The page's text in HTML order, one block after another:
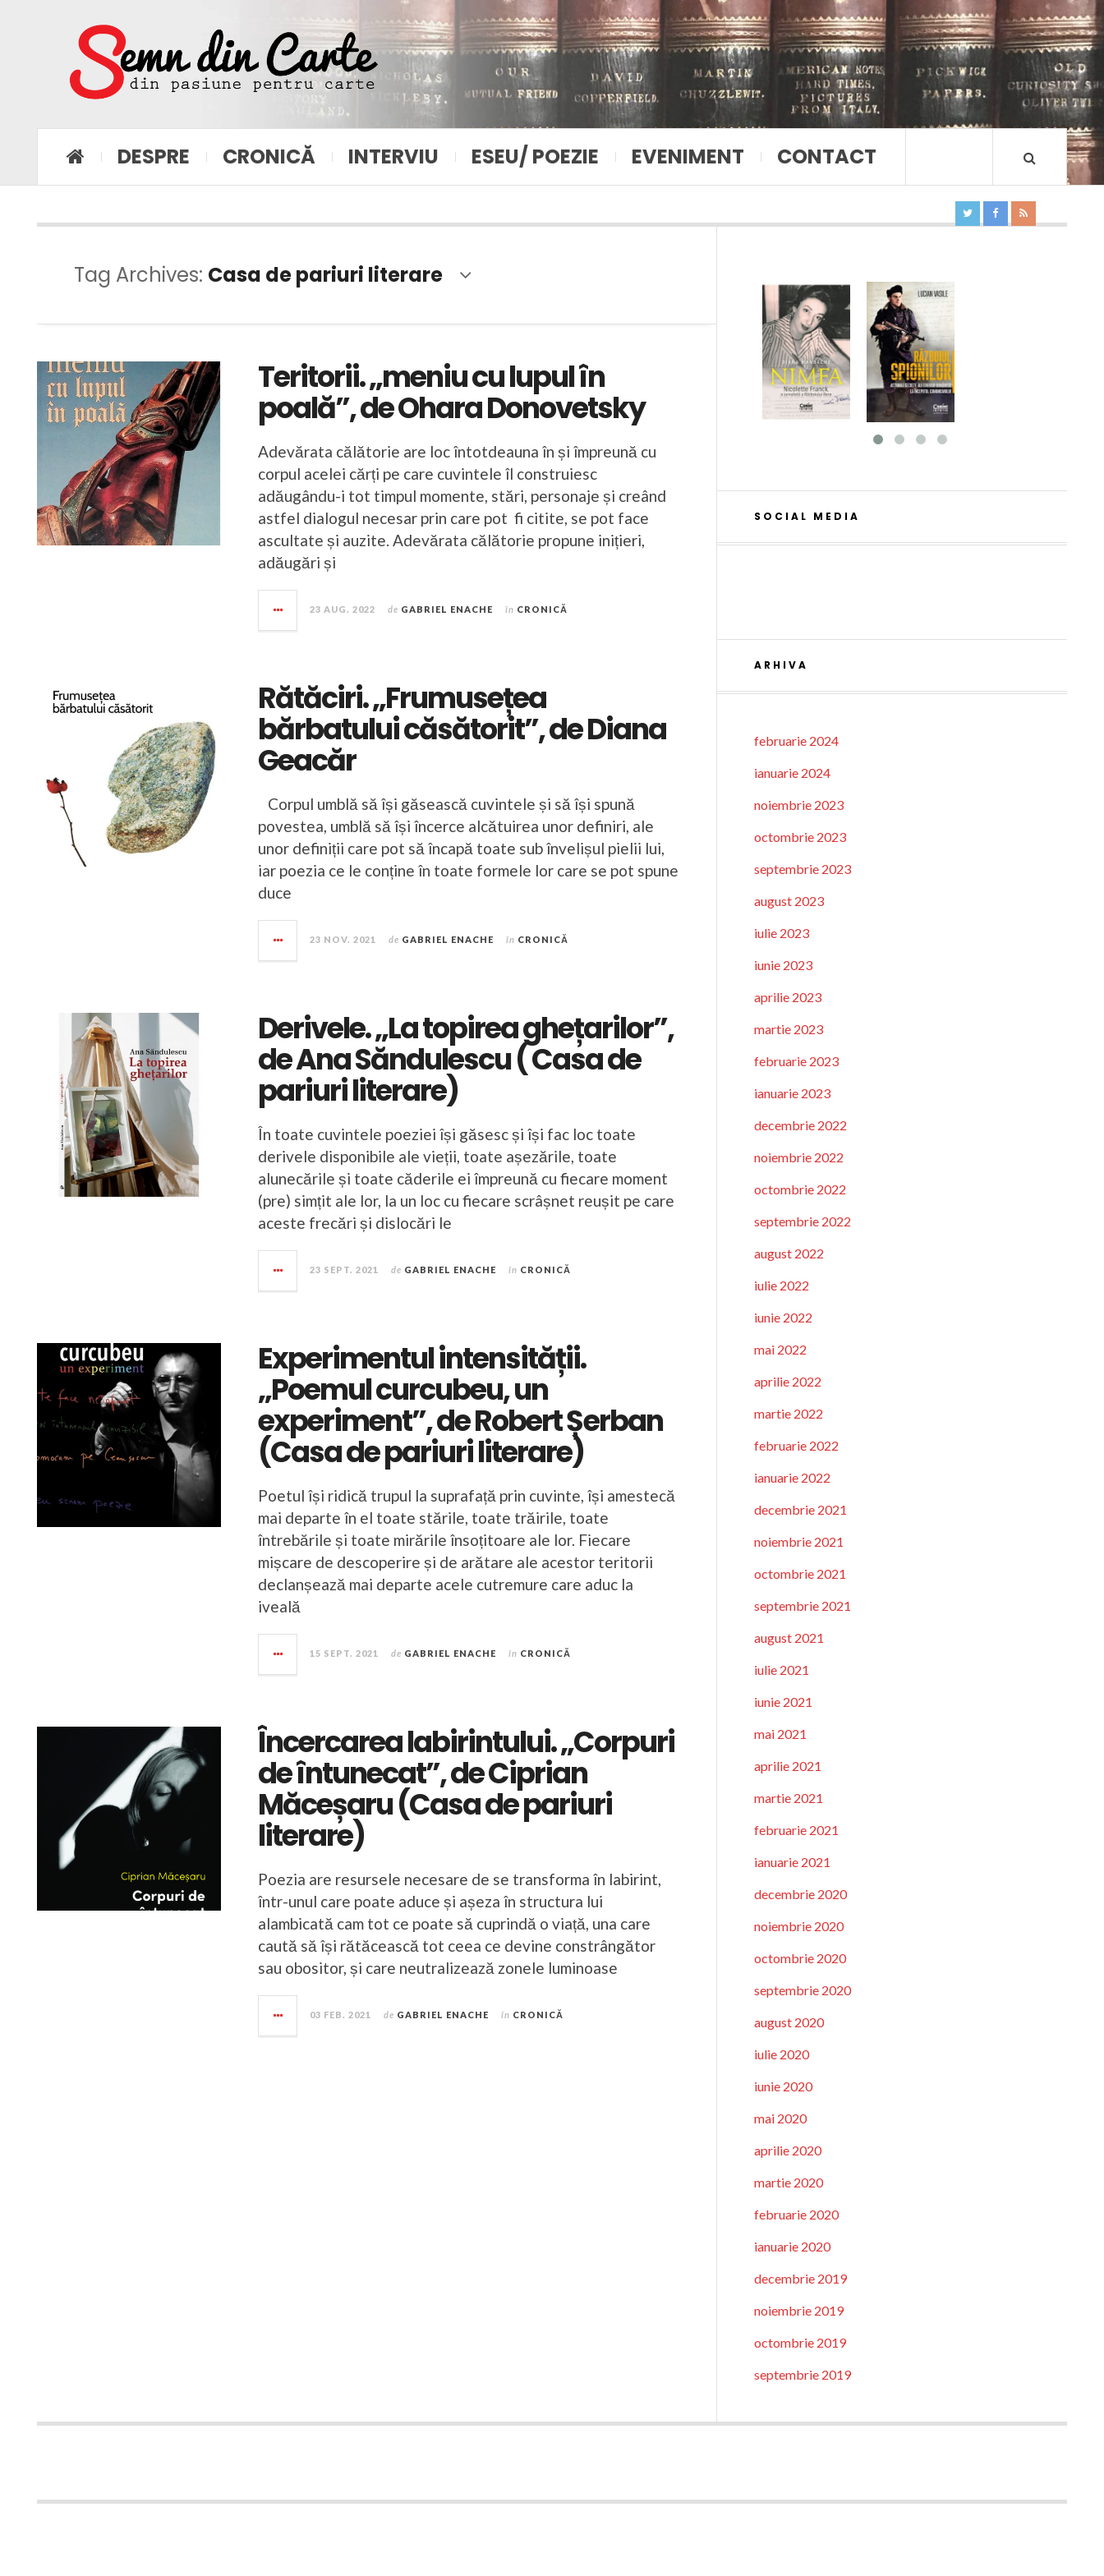
DESPRE CRONICĂ INTERVIU ESEU/ POEZIE EVENIMENT CONTACT
Tag Archives: Casa de pariuri literare
Teritorii. „meniu cu lupul în
poală”, de Ohara Donovetsky
Adevărata călătorie are loc întotdeauna în și împreună cu
corpul acelei cărți pe care cuvintele îl construiesc
adăugându-i tot timpul momente, stări, personaje și creând
astfel dialogul necesar prin care pot fi citite, se pot face
ascultate și auzite. Adevărata călătorie propune inițieri,
adăugări și
23 AUG. 2022 de GABRIEL ENACHE în CRONICĂ
Rătăciri. „Frumusețea
bărbatului căsătorit”, de Diana
Geacăr
Corpul umblă să își găsească cuvintele și să își spună
povestea, umblă să își încerce alcătuirea unor definiri, ale
unor definiții care pot să încapă toate sub învelișul pielii lui,
iar poezia ce le conține în toate formele lor care se pot spune
duce
23 NOV. 2021 de GABRIEL ENACHE în CRONICĂ
Derivele. „La topirea ghețarilor”,
de Ana Săndulescu ( Casa de
pariuri literare)
În toate cuvintele poeziei își găsesc și își fac loc toate
derivele disponibile ale vieții, toate așezările, toate
alunecările și toate căderile ei împreună cu fiecare moment
(pre) simțit ale lor, la un loc cu fiecare scrâșnet reușit pe care
aceste frecări și dislocări le
23 SEPT. 2021 de GABRIEL ENACHE în CRONICĂ
Experimentul intensității.
„Poemul curcubeu, un
experiment”, de Robert Șerban
(Casa de pariuri literare)
Poetul își ridică trupul la suprafață prin cuvinte, își amestecă
mai departe în el toate stările, toate trăirile, toate
întrebările și toate mirările însoțitoare ale lor. Fiecare
mișcare de descoperire și de arătare ale acestor teritorii
declanșează mai departe acele cutremure care aduc la
iveală
15 SEPT. 2021 de GABRIEL ENACHE în CRONICĂ
Încercarea labirintului. „Corpuri
de întunecat”, de Ciprian
Măceșaru (Casa de pariuri
literare)
Poezia are resursele necesare de se transforma în labirint,
într-unul care poate aduce și așeza în structura lui
alambicată cam tot ce poate să cuprindă o viață, una care
caută să își rătăcească tot ceea ce devine constrângător
sau obositor, și care neutralizează zonele luminoase
03 FEB. 2021 de GABRIEL ENACHE în CRONICĂ
SOCIAL MEDIA
ARHIVA
februarie 2024
ianuarie 2024
noiembrie 2023
octombrie 2023
septembrie 2023
august 2023
iulie 2023
iunie 2023
aprilie 2023
martie 2023
februarie 2023
ianuarie 2023
decembrie 2022
noiembrie 2022
octombrie 2022
septembrie 2022
august 2022
iulie 2022
iunie 2022
mai 2022
aprilie 2022
martie 2022
februarie 2022
ianuarie 2022
decembrie 2021
noiembrie 2021
octombrie 2021
septembrie 2021
august 2021
iulie 2021
iunie 2021
mai 2021
aprilie 2021
martie 2021
februarie 2021
ianuarie 2021
decembrie 2020
noiembrie 2020
octombrie 2020
septembrie 2020
august 2020
iulie 2020
iunie 2020
mai 2020
aprilie 2020
martie 2020
februarie 2020
ianuarie 2020
decembrie 2019
noiembrie 2019
octombrie 2019
septembrie 2019